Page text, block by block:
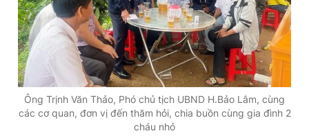
Theo dõi báo trên
Hotline
0906 645 777
Liên hệ quảng cáo
0908 780 404
Đặt báo Quảng cáo RSS Tòa soạn Chính sách bảo
Ông Trịnh Văn Thảo, Phó chủ tịch UBND H.Bảo Lâm, cùng
các cơ quan, đơn vị đến thăm hỏi, chia buồn cùng gia đình 2
cháu nhỏ